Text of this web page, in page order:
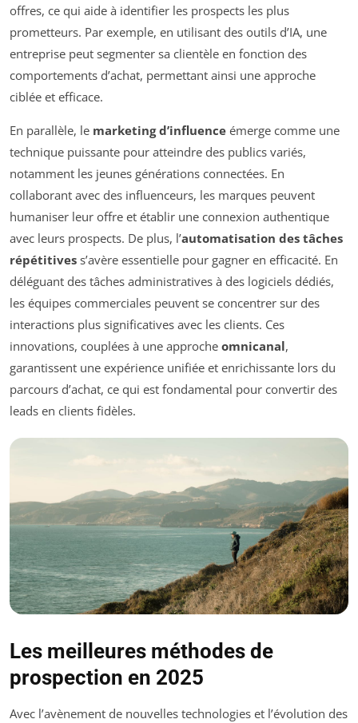
offres, ce qui aide à identifier les prospects les plus
prometteurs. Par exemple, en utilisant des outils d’IA, une
entreprise peut segmenter sa clientèle en fonction des
comportements d’achat, permettant ainsi une approche
ciblée et efficace.
En parallèle, le marketing d’influence émerge comme une
technique puissante pour atteindre des publics variés,
notamment les jeunes générations connectées. En
collaborant avec des influenceurs, les marques peuvent
humaniser leur offre et établir une connexion authentique
avec leurs prospects. De plus, l’automatisation des tâches
répétitives s’avère essentielle pour gagner en efficacité. En
déléguant des tâches administratives à des logiciels dédiés,
les équipes commerciales peuvent se concentrer sur des
interactions plus significatives avec les clients. Ces
innovations, couplées à une approche omnicanal,
garantissent une expérience unifiée et enrichissante lors du
parcours d’achat, ce qui est fondamental pour convertir des
leads en clients fidèles.
Les meilleures méthodes de
prospection en 2025
Avec l’avènement de nouvelles technologies et l’évolution des